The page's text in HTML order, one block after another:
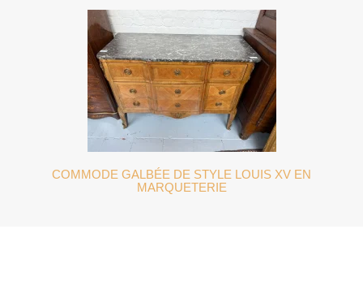
COMMODE GALBÉE DE STYLE LOUIS XV EN
MARQUETERIE